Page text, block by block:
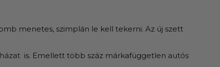
menetes, szimplán le kell tekerni. Az új szett
is. Emellett több száz márkafüggetlen autós